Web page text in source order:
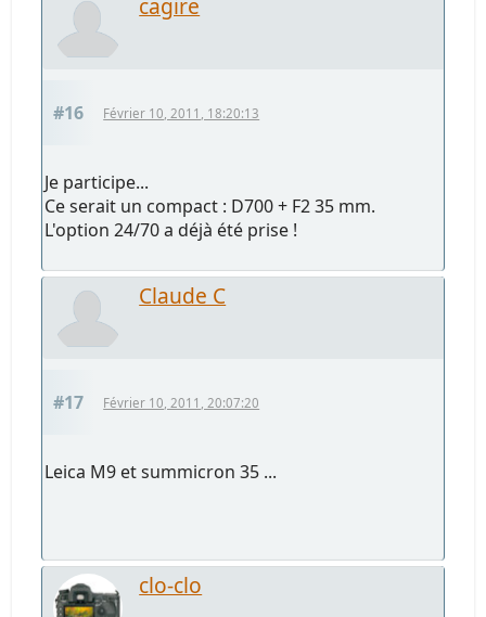
cagire
#16 Février 10, 2011, 18:20:13
Je participe...
Ce serait un compact : D700 + F2 35 mm.
L'option 24/70 a déjà été prise !
Claude C
#17 Février 10, 2011, 20:07:20
Leica M9 et summicron 35 ...
clo-clo